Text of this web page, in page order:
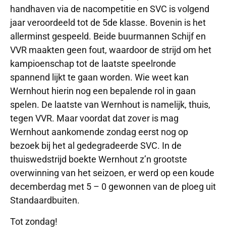
handhaven via de nacompetitie en SVC is volgend
jaar veroordeeld tot de 5de klasse. Bovenin is het
allerminst gespeeld. Beide buurmannen Schijf en
VVR maakten geen fout, waardoor de strijd om het
kampioenschap tot de laatste speelronde
spannend lijkt te gaan worden. Wie weet kan
Wernhout hierin nog een bepalende rol in gaan
spelen. De laatste van Wernhout is namelijk, thuis,
tegen VVR. Maar voordat dat zover is mag
Wernhout aankomende zondag eerst nog op
bezoek bij het al gedegradeerde SVC. In de
thuiswedstrijd boekte Wernhout z’n grootste
overwinning van het seizoen, er werd op een koude
decemberdag met 5 – 0 gewonnen van de ploeg uit
Standaardbuiten.
Tot zondag!